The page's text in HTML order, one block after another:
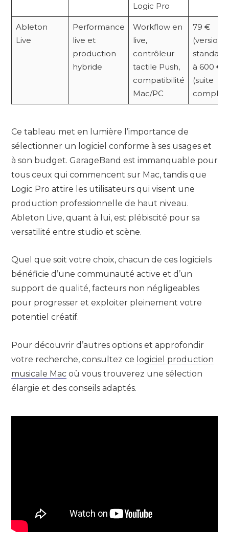
Logic Pro
Ableton
Live
Performance
live et
production
hybride
Workflow en
live,
contrôleur
tactile Push,
compatibilité
Mac/PC
79 €
(version
standard)
à 600 €
(suite
Ce tableau met en lumière l’importance de
sélectionner un logiciel conforme à ses usages et
à son budget. GarageBand est immanquable pour
tous ceux qui commencent sur Mac, tandis que
Logic Pro attire les utilisateurs qui visent une
production professionnelle de haut niveau.
Ableton Live, quant à lui, est plébiscité pour sa
versatilité entre studio et scène.
Quel que soit votre choix, chacun de ces logiciels
bénéficie d’une communauté active et d’un
support de qualité, facteurs non négligeables
pour progresser et exploiter pleinement votre
potentiel créatif.
Pour découvrir d’autres options et approfondir
votre recherche, consultez ce logiciel production
musicale Mac où vous trouverez une sélection
élargie et des conseils adaptés.